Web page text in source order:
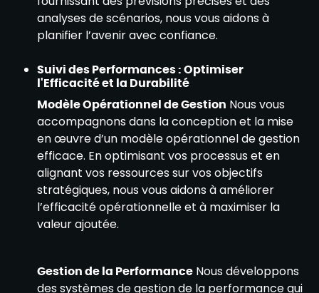
analyses de scénarios, nous vous aidons à
planifier l’avenir avec confiance.
Suivi des Performances : Optimiser
l'Efficacité et la Durabilité
Modèle Opérationnel de Gestion Nous vous
accompagnons dans la conception et la mise
en œuvre d’un modèle opérationnel de gestion
efficace. En optimisant vos processus et en
alignant vos ressources sur vos objectifs
stratégiques, nous vous aidons à améliorer
l’efficacité opérationnelle et à maximiser la
valeur ajoutée.
Gestion de la Performance Nous développons
des systèmes de gestion de la performance qui